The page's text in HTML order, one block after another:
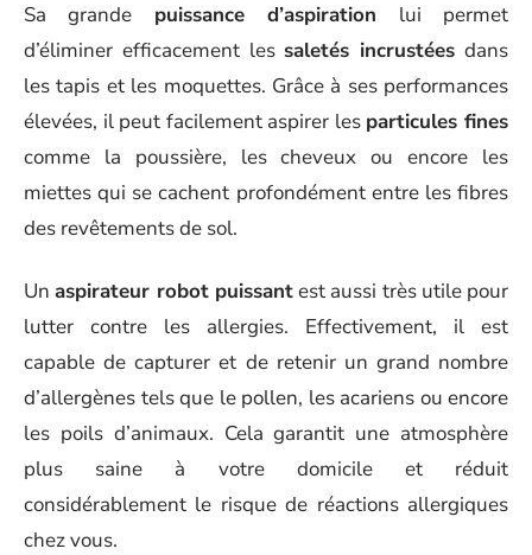
Sa grande puissance d’aspiration lui permet
d’éliminer efficacement les saletés incrustées dans
les tapis et les moquettes. Grâce à ses performances
élevées, il peut facilement aspirer les particules fines
comme la poussière, les cheveux ou encore les
miettes qui se cachent profondément entre les fibres
des revêtements de sol.
Unaspirateur robot puissantest aussi très utile pour
lutter contre les allergies. Effectivement, il est
capable de capturer et de retenir un grand nombre
d’allergènes tels que le pollen, les acariens ou encore
les poils d’animaux. Cela garantit une atmosphère
plus saine à votre domicile et réduit
considérablement le risque de réactions allergiques
chez vous.